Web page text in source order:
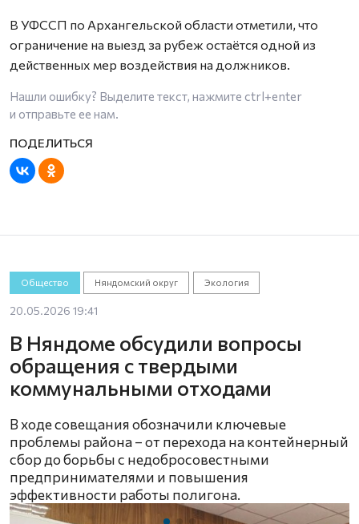
В УФССП по Архангельской области отметили, что
ограничение на выезд за рубеж остаётся одной из
действенных мер воздействия на должников.
Нашли ошибку? Выделите текст, нажмите ctrl+enter
и отправьте ее нам.
Общество Няндомский округ Экология
20.05.2026 19:41
В Няндоме обсудили вопросы
обращения с твердыми
коммунальными отходами
В ходе совещания обозначили ключевые
проблемы района – от перехода на контейнерный
сбор до борьбы с недобросовестными
предпринимателями и повышения
эффективности работы полигона.